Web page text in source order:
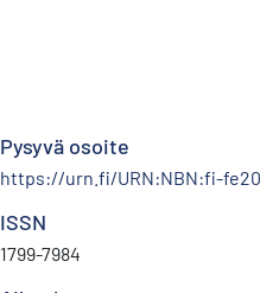
Pysyvä osoite
https://urn.fi/URN:NBN:fi-
ISSN
1799-7984